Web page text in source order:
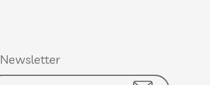
Newsletter